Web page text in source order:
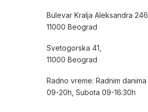
Bulevar Kralja Aleksandra 246,
11000 Beograd
Svetogorska 41,
11000 Beograd
Radno vreme: Radnim danima
09-20h, Subota 09-16:30h